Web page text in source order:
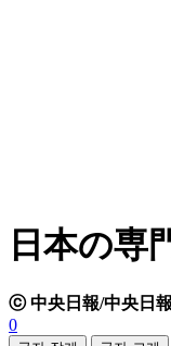
日本の専
ⓒ 中央日報/中央日
0